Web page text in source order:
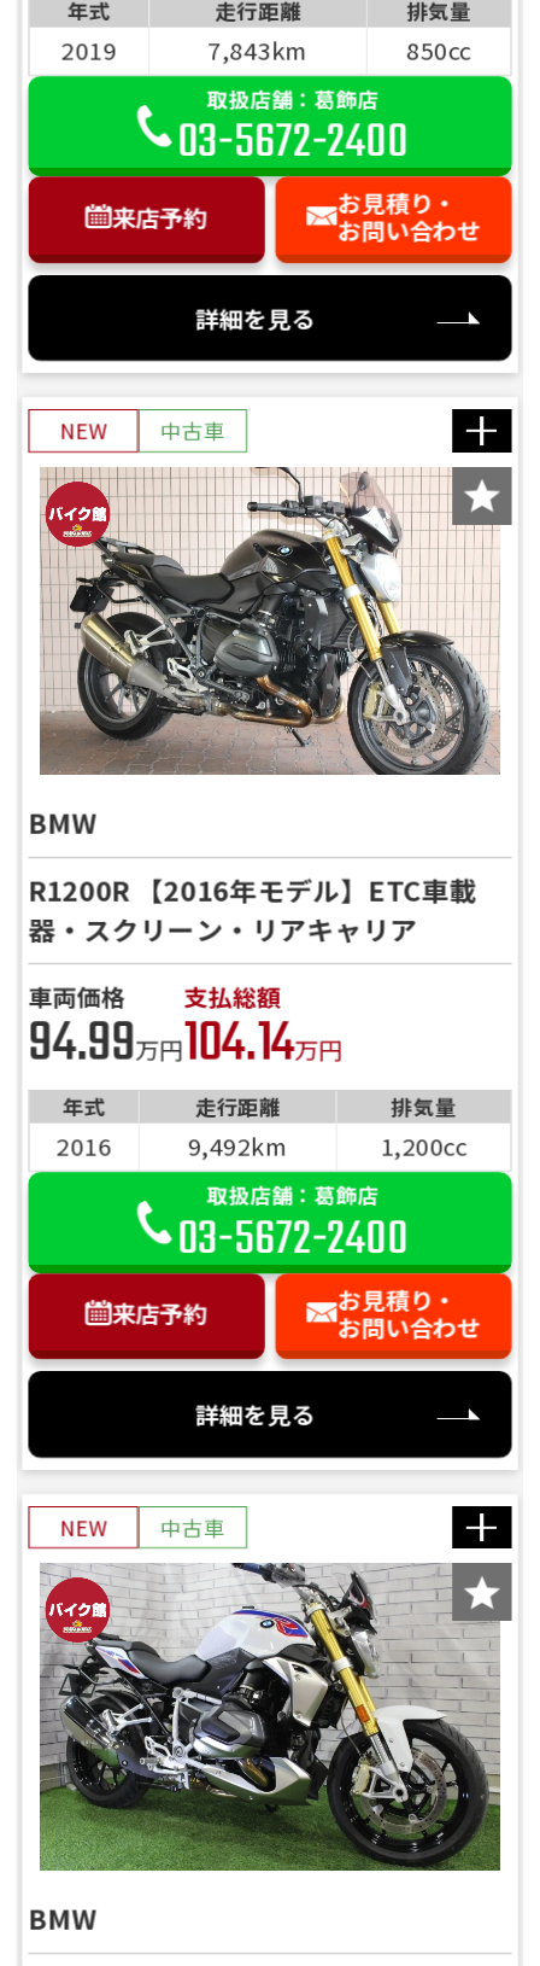
バイク館ではお乗り出しまでに必要
な概算のお支払総額を表示しており
ます。
「お問い合わせ・来店予約」ボタンより
ご依頼を頂けましたら、諸費用内訳や、
お客様のご希望に沿ったお見積もりを作
成することも可能です！
是非、「お問い合わせ・来店予約」ボタ
ンよりお気軽にご依頼ください。
年式 走行距離 排気量
2019 7,843km 850cc
取扱店舗：葛飾店
03-5672-2400
来店予約
お見積り・
お問い合わせ
詳細を見る
NEW 中古車
BMW
R1200R 【2016年モデル】ETC車載
器・スクリーン・リアキャリア
車両価格
94.99万円
支払総額
104.14万円
年式 走行距離 排気量
2016 9,492km 1,200cc
取扱店舗：葛飾店
03-5672-2400
来店予約
お見積り・
お問い合わせ
詳細を見る
NEW 中古車
BMW
前へ次へ